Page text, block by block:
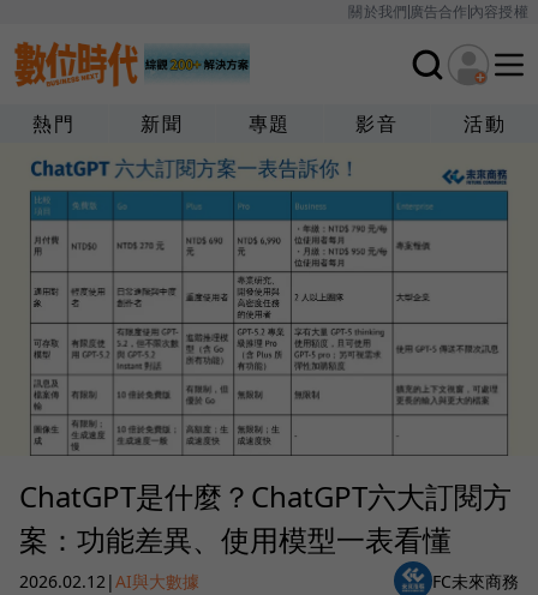
關於我們廣告合作內容授權
熱門 新聞 專題 影音 活動
ChatGPT是什麼？ChatGPT六大訂閱方
案：功能差異、使用模型一表看懂
2026.02.12|AI與大數據 FC未來商務